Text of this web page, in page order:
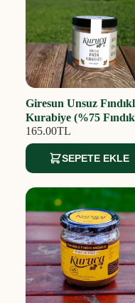
Giresun Unsuz
Kurabiye (%75
165.00TL
SEPETE EKLE